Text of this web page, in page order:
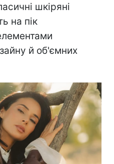
шкіряні
на пік
й об'ємних